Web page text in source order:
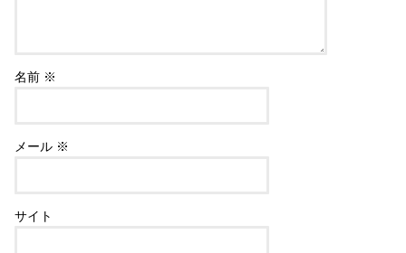
名前 ※
メール ※
サイト